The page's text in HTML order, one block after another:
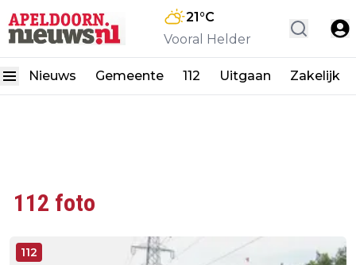
21°C
Vooral Helder
Nieuws Gemeente 112 Uitgaan Zakelijk
112 foto
112